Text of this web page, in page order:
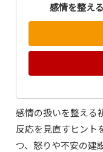
感情を整え
感情の扱いを整える
反応を見直すヒント
つ、怒りや不安の建